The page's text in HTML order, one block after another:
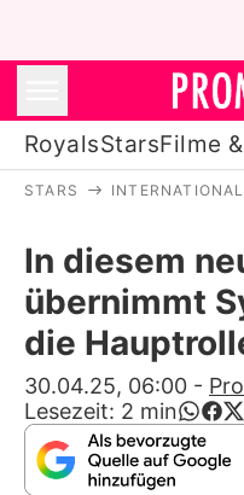
RoyalsStarsFilme
STARS
In diesem
übernimmt
die
30.04.25, 06:00 -
Lesezeit: 2 min